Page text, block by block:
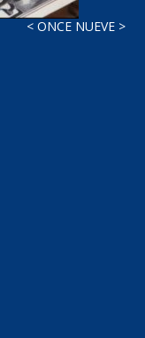
< ONCE NUEVE >